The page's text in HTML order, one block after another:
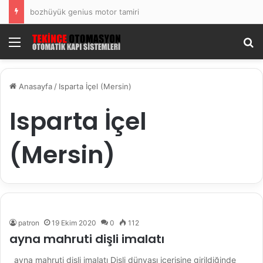
bozhüyük genius motor tamiri
Menü
Anasayfa / Isparta İçel (Mersin)
Isparta İçel
(Mersin)
patron 19 Ekim 2020 0 112
ayna mahruti dişli imalatı
ayna mahruti dişli imalatı Dişli dünyası içerisine girildiğinde